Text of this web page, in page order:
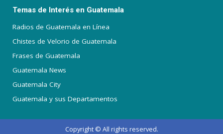
Temas de Interés en Guatemala
Radios de Guatemala en Línea
Chistes de Velorio de Guatemala
Frases de Guatemala
Guatemala News
Guatemala City
Guatemala y sus Departamentos
Copyright © All rights reserved.